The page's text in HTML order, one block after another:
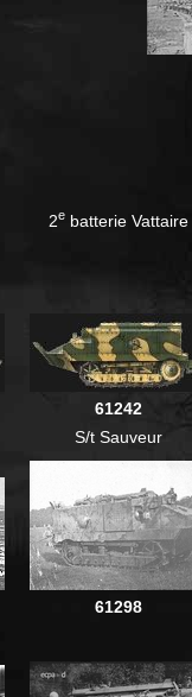
2e batterie Vattaire
61242
S/t Sauveur
61298